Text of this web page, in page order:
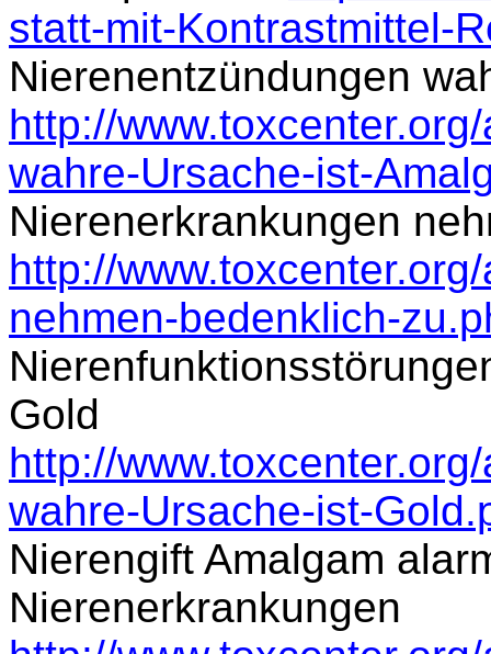
statt-mit-Kontrastmittel-
Nierenentzündungen
http://
wahre-Ursache-ist-
Nierenerkrankungen
http://
nehmen-bedenklich-
Gold
http://
wahre-Ursache-ist-
Nierengift Amalgam
Nierenerkrankungen